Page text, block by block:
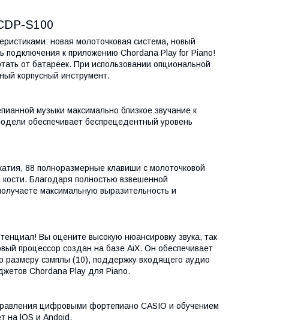
S100
новая молоточковая система, новый
подключения к приложению Chordana Play for Piano!
от батареек. При использовании опциональной
корпусный инструмент.
музыки максимально близкое звучание к
обеспечивает беспрецедентный уровень
88 полноразмерные клавиши с молоточковой
Благодаря полностью взвешенной
максимальную выразительность и
Вы оцените высокую нюансировку звука, так
процессор создан на базе AiX. Он обеспечивает
сэмплы (10), поддержку входящего аудио
Chordana Play для Piano.
цифровыми фортепиано CASIO и обучением
на lOS и Andoid.